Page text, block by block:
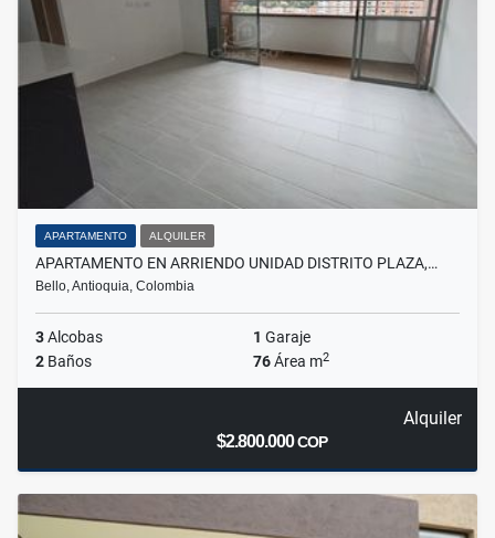
APARTAMENTO ALQUILER
APARTAMENTO EN ARRIENDO UNIDAD DISTRITO PLAZA,…
Bello, Antioquia, Colombia
3Alcobas 1 Garaje
2 Baños 76Área m2
Alquiler
$2.800.000COP